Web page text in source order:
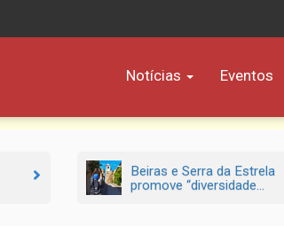
Notícias Eventos
Beiras e Serra da Estrela
promove “diversidade...